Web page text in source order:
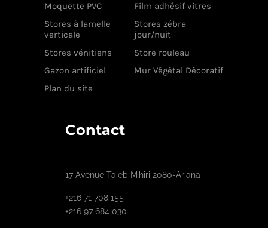
Moquette PVC
Film adhésif vitres
Stores à lamelle
verticale
Stores zébra
jour/nuit
Stores vénitiens
Store rouleau
Gazon artificiel
Mur Végétal Décoratif
Plan du site
Contact
17 Avenue Taieb M’hiri 2080-Ariana
+216 71 708 155
+216 97 684 030